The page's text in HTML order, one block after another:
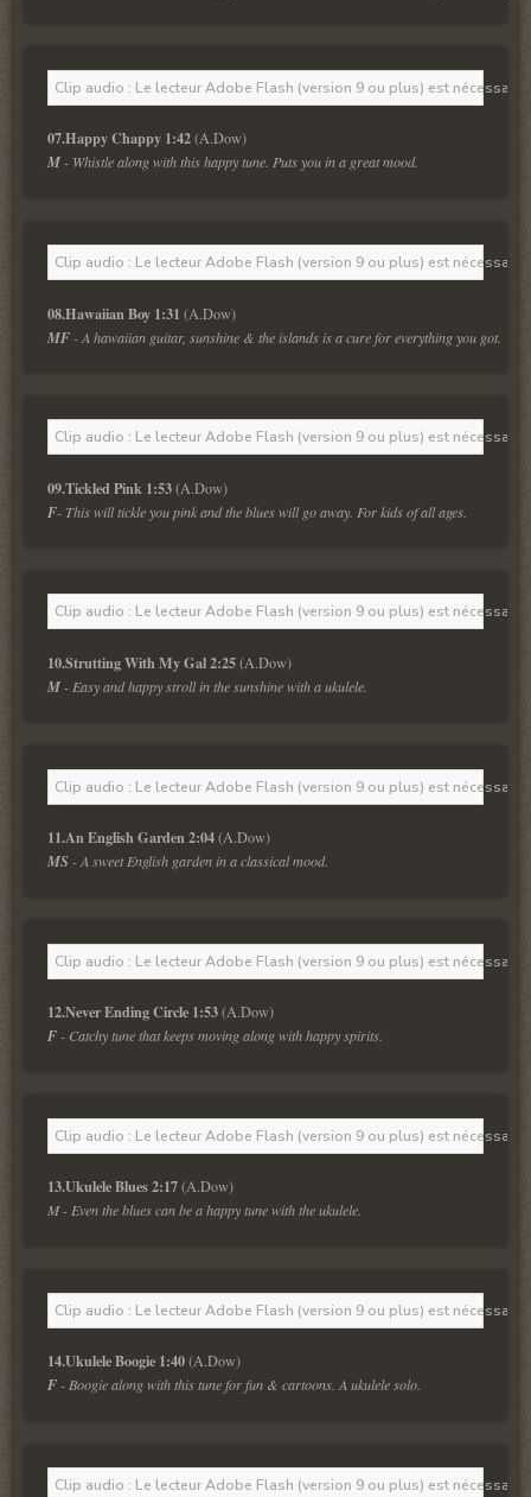
Clip audio : Le lecteur Adobe Flash (version 9 ou plus) est
07.Happy Chappy 1:42 (A.Dow)
M - Whistle along with this happy tune. Puts you in a great mood.
Clip audio : Le lecteur Adobe Flash (version 9 ou plus) est
08.Hawaiian Boy 1:31 (A.Dow)
MF - A hawaiian guitar, sunshine & the islands is a cure for everything you got.
Clip audio : Le lecteur Adobe Flash (version 9 ou plus) est
09.Tickled Pink 1:53 (A.Dow)
F- This will tickle you pink and the blues will go away. For kids of all ages.
Clip audio : Le lecteur Adobe Flash (version 9 ou plus) est
10.Strutting With My Gal 2:25 (A.Dow)
M - Easy and happy stroll in the sunshine with a ukulele.
Clip audio : Le lecteur Adobe Flash (version 9 ou plus) est
11.An English Garden 2:04 (A.Dow)
MS - A sweet English garden in a classical mood.
Clip audio : Le lecteur Adobe Flash (version 9 ou plus) est
12.Never Ending Circle 1:53 (A.Dow)
F - Catchy tune that keeps moving along with happy spirits.
Clip audio : Le lecteur Adobe Flash (version 9 ou plus) est
13.Ukulele Blues 2:17
(A.Dow)
M - Even the blues can be a happy tune with the ukulele.
Clip audio : Le lecteur Adobe Flash (version 9 ou plus) est
14.Ukulele Boogie 1:40 (A.Dow)
F - Boogie along with this tune for fun & cartoons. A ukulele solo.
Clip audio : Le lecteur Adobe Flash (version 9 ou plus) est